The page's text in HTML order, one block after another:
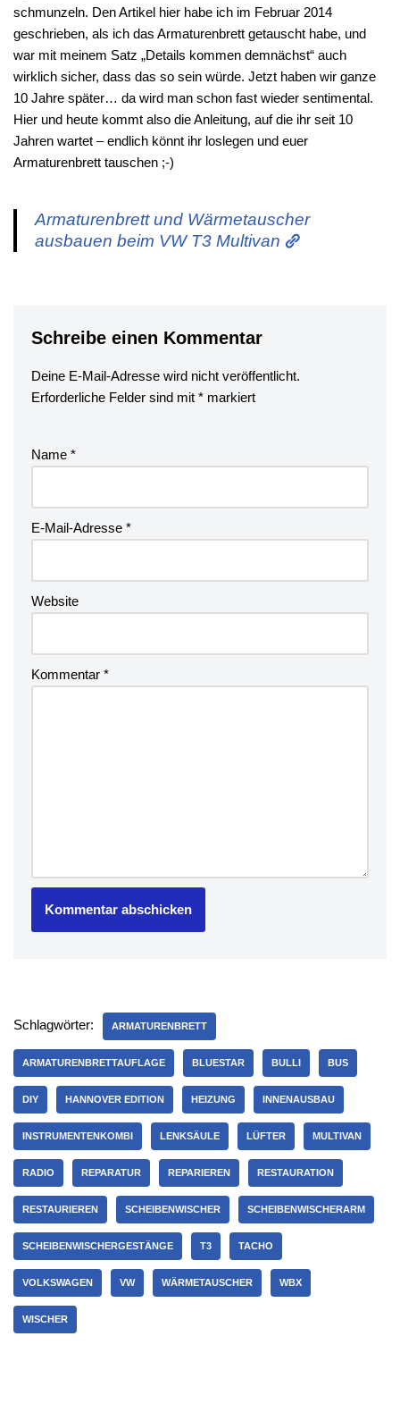
schmunzeln. Den Artikel hier habe ich im Februar 2014
geschrieben, als ich das Armaturenbrett getauscht habe, und
war mit meinem Satz „Details kommen demnächst“ auch
wirklich sicher, dass das so sein würde. Jetzt haben wir ganze
10 Jahre später… da wird man schon fast wieder sentimental.
Hier und heute kommt also die Anleitung, auf die ihr seit 10
Jahren wartet – endlich könnt ihr loslegen und euer
Armaturenbrett tauschen ;-)
Armaturenbrett und Wärmetauscher
ausbauen beim VW T3 Multivan
Schreibe einen Kommentar
Deine E-Mail-Adresse wird nicht veröffentlicht.
Erforderliche Felder sind mit * markiert
Name *
E-Mail-Adresse *
Website
Kommentar *
Schlagwörter: ARMATURENBRETT
ARMATURENBRETTAUFLAGE BLUESTAR BULLI BUS
DIY HANNOVER EDITION HEIZUNG INNENAUSBAU
INSTRUMENTENKOMBI LENKSÄULE LÜFTER MULTIVAN
RADIO REPARATUR REPARIEREN RESTAURATION
RESTAURIEREN SCHEIBENWISCHER SCHEIBENWISCHERARM
SCHEIBENWISCHERGESTÄNGE T3 TACHO
VOLKSWAGEN VW WÄRMETAUSCHER WBX
WISCHER